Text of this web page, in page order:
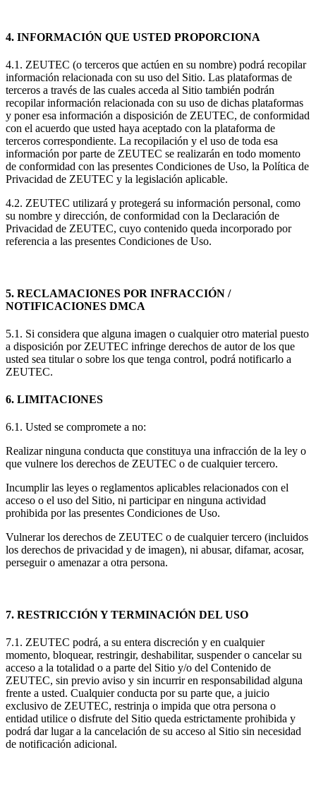
4. INFORMACIÓN QUE USTED PROPORCIONA
4.1. ZEUTEC (o terceros que actúen en su nombre) podrá recopilar
información relacionada con su uso del Sitio. Las plataformas de
terceros a través de las cuales acceda al Sitio también podrán
recopilar información relacionada con su uso de dichas plataformas
y poner esa información a disposición de ZEUTEC, de conformidad
con el acuerdo que usted haya aceptado con la plataforma de
terceros correspondiente. La recopilación y el uso de toda esa
información por parte de ZEUTEC se realizarán en todo momento
de conformidad con las presentes Condiciones de Uso, la Política de
Privacidad de ZEUTEC y la legislación aplicable.
4.2. ZEUTEC utilizará y protegerá su información personal, como
su nombre y dirección, de conformidad con la Declaración de
Privacidad de ZEUTEC, cuyo contenido queda incorporado por
referencia a las presentes Condiciones de Uso.
5. RECLAMACIONES POR INFRACCIÓN /
NOTIFICACIONES DMCA
5.1. Si considera que alguna imagen o cualquier otro material puesto
a disposición por ZEUTEC infringe derechos de autor de los que
usted sea titular o sobre los que tenga control, podrá notificarlo a
ZEUTEC.
6. LIMITACIONES
6.1. Usted se compromete a no:
Realizar ninguna conducta que constituya una infracción de la ley o
que vulnere los derechos de ZEUTEC o de cualquier tercero.
Incumplir las leyes o reglamentos aplicables relacionados con el
acceso o el uso del Sitio, ni participar en ninguna actividad
prohibida por las presentes Condiciones de Uso.
Vulnerar los derechos de ZEUTEC o de cualquier tercero (incluidos
los derechos de privacidad y de imagen), ni abusar, difamar, acosar,
perseguir o amenazar a otra persona.
7. RESTRICCIÓN Y TERMINACIÓN DEL USO
7.1. ZEUTEC podrá, a su entera discreción y en cualquier
momento, bloquear, restringir, deshabilitar, suspender o cancelar su
acceso a la totalidad o a parte del Sitio y/o del Contenido de
ZEUTEC, sin previo aviso y sin incurrir en responsabilidad alguna
frente a usted. Cualquier conducta por su parte que, a juicio
exclusivo de ZEUTEC, restrinja o impida que otra persona o
entidad utilice o disfrute del Sitio queda estrictamente prohibida y
podrá dar lugar a la cancelación de su acceso al Sitio sin necesidad
de notificación adicional.